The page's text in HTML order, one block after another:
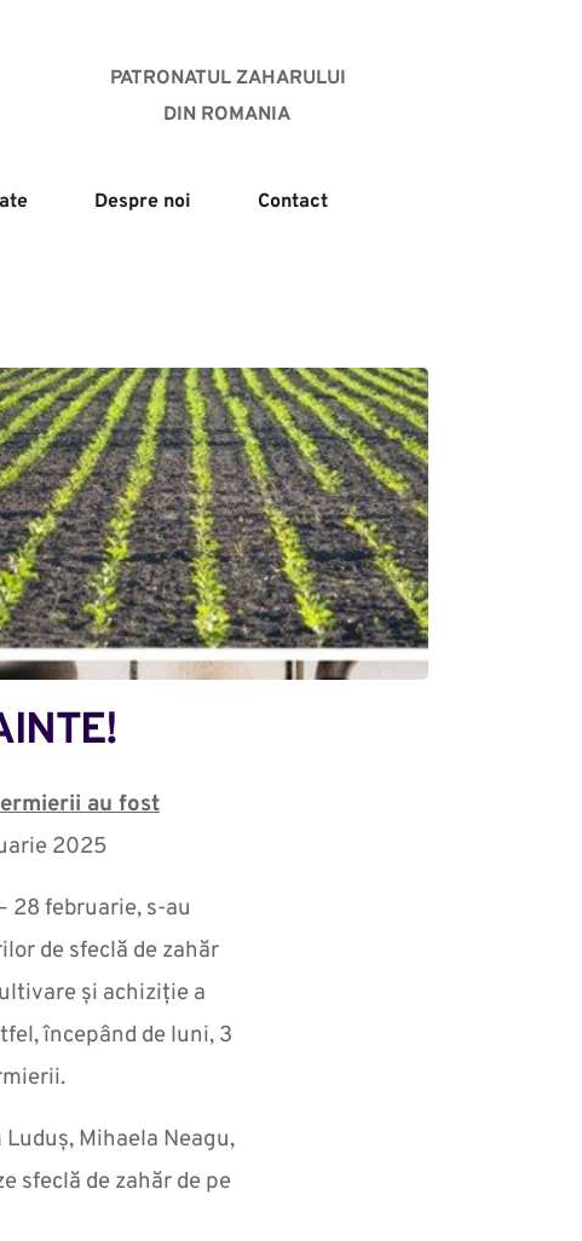
PATRONATUL ZAHARULUI
DIN ROMANIA
Despre noi Contact
au fost
2025
28 februarie, s-au
de sfeclă de zahăr
și achiziție a
începând de luni, 3
Mihaela Neagu,
sfeclă de zahăr de pe